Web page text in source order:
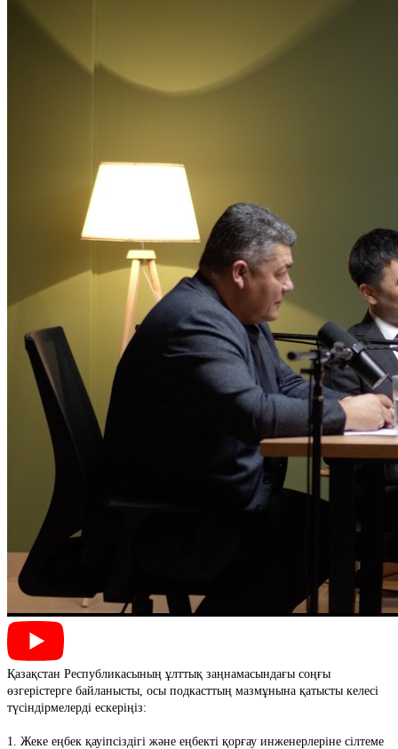
Қазақстан Республикасының ұлттық заңнамасындағы соңғы
өзгерістерге байланысты, осы подкасттың мазмұнына қатысты келесі
түсіндірмелерді ескеріңіз:
1. Жеке еңбек қауіпсіздігі және еңбекті қорғау инженерлеріне сілтеме